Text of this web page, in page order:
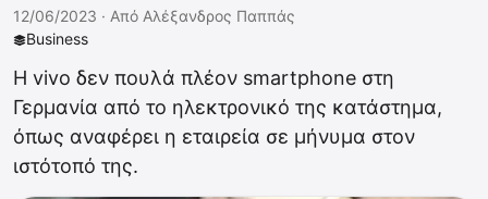
Business
12/06/2023 · Από Αλέξανδρος Παππάς
Η vivo δεν πουλά πλέον smartphone στη
Γερμανία από το ηλεκτρονικό της κατάστημα,
όπως αναφέρει η εταιρεία σε μήνυμα στον
ιστότοπό της.